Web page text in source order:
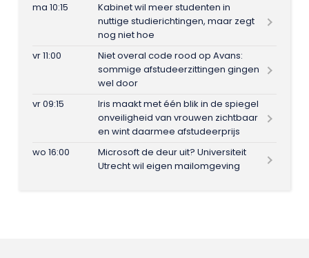
ma 10:15
Kabinet wil meer studenten in
nuttige studierichtingen, maar zegt
nog niet hoe
vr 11:00
Niet overal code rood op Avans:
sommige afstudeerzittingen gingen
wel door
vr 09:15
Iris maakt met één blik in de spiegel
onveiligheid van vrouwen zichtbaar
en wint daarmee afstudeerprijs
wo 16:00
Microsoft de deur uit? Universiteit
Utrecht wil eigen mailomgeving